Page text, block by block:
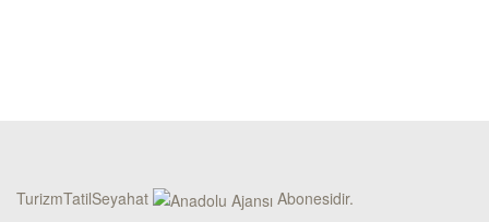
TurizmTatilSeyahat Abonesidir.